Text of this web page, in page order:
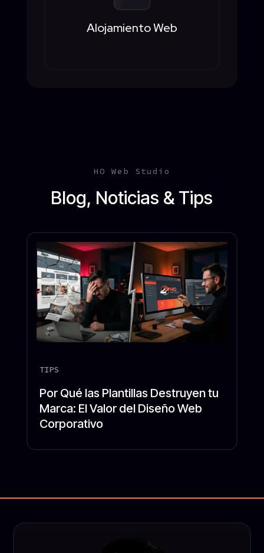
Alojamiento Web
HO Web Studio
Blog, Noticias & Tips
TIPS
Por Qué las Plantillas Destruyen tu
Marca: El Valor del Diseño Web
Corporativo